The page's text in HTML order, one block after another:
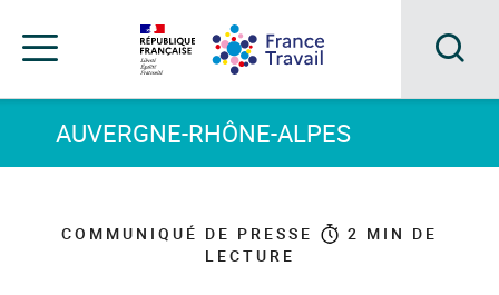
menu
contenu
pied
page
la
Menu
AUVERGNE-RHÔNE-ALPES
COMMUNIQUÉ DE PRESSE 2 MIN DE
LECTURE